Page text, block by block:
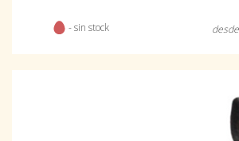
- sin stock desde